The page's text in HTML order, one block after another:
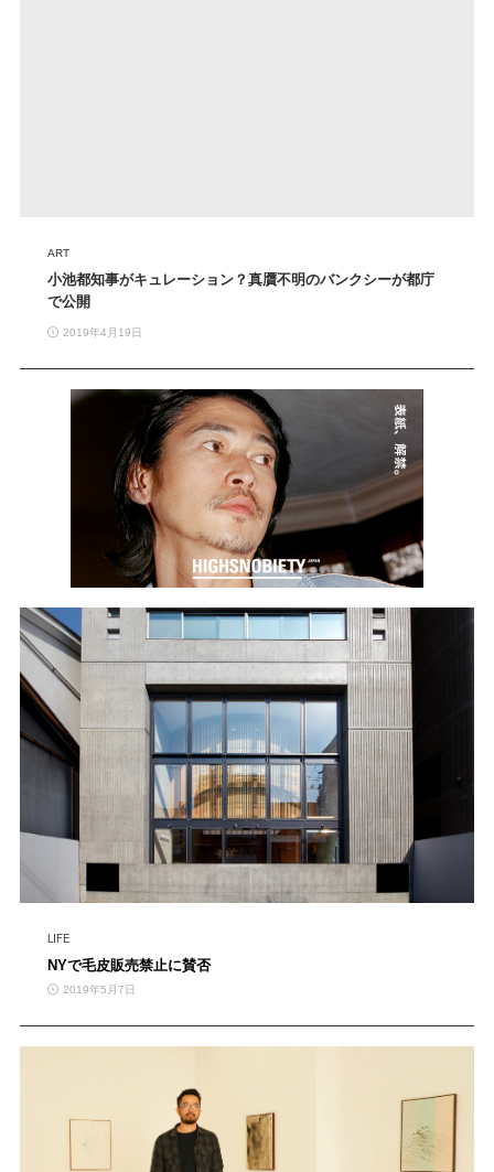
ART
小池都知事がキュレーション？真贋不明のバンクシーが都庁
で公開
2019年4月19日
LIFE
NYで毛皮販売禁止に賛否
2019年5月7日